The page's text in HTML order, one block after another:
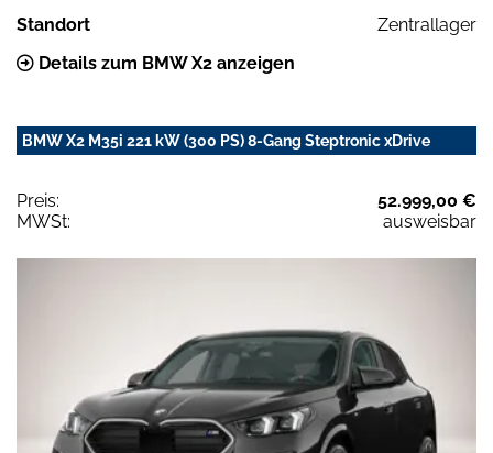
Standort
Zentrallager
Details zum BMW X2 anzeigen
BMW X2 M35i 221 kW (300 PS) 8-Gang Steptronic xDrive
Preis:
52.999,00 €
MWSt:
ausweisbar